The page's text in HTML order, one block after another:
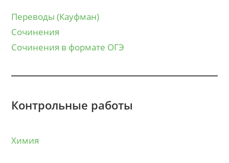
Переводы (Кауфман)
Сочинения
Сочинения в формате ОГЭ
Контрольные работы
Химия